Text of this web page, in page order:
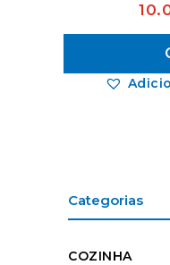
Categorias
COZINHA